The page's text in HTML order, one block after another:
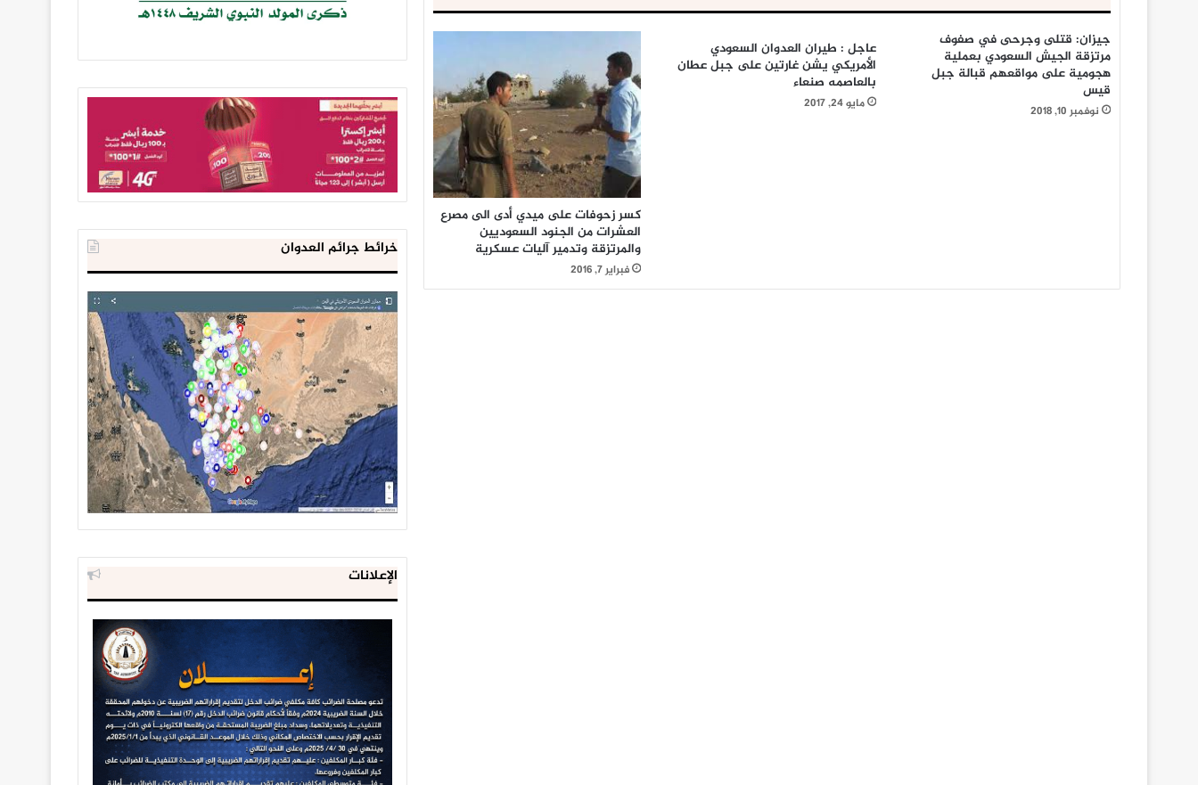
جيزان: قتلى وجرحى في صفوف
مرتزقة الجيش السعودي بعملية
هجومية على مواقعهم قبالة جبل
قيس
نوفمبر 10, 2018
عاجل : طيران العدوان السعودي
الأمريكي يشن غارتين على جبل عطان
بالعاصمه صنعاء
مايو 24, 2017
كسر زحوفات على ميدي أدى الى مصرع
العشرات من الجنود السعوديين
والمرتزقة وتدمير آليات عسكرية
فبراير 7, 2016
خرائط جرائم العدوان
الإعلانات